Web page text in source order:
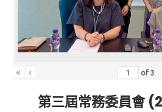
« ‹ of3
第三屆常務委員會